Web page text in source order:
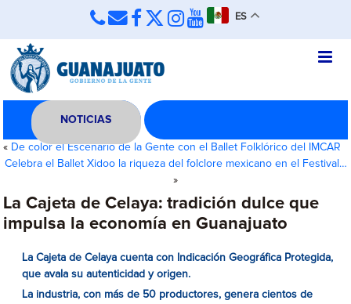
ES
NOTICIAS
« De color el Escenario de la Gente con el Ballet Folklórico del IMCAR
Celebra el Ballet Xidoo la riqueza del folclore mexicano en el Festival…
»
La Cajeta de Celaya: tradición dulce que
impulsa la economía en Guanajuato
La Cajeta de Celaya cuenta con Indicación Geográfica Protegida,
que avala su autenticidad y origen.
La industria, con más de 50 productores, genera cientos de